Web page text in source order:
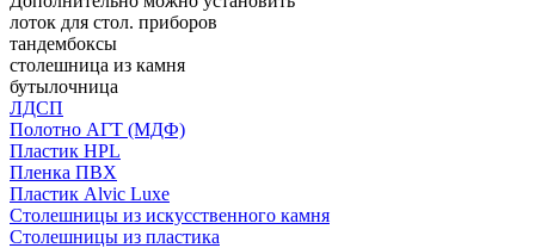
лоток для стол. приборов
тандембоксы
столешница из камня
бутылочница
ЛДСП
Полотно АГТ (МДФ)
Пластик HPL
Пленка ПВХ
Пластик Alvic Luxe
Столешницы из искусственного камня
Столешницы из пластика